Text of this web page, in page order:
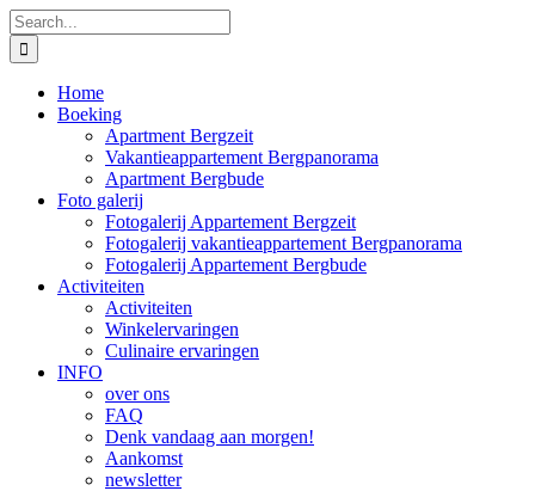
Skip
to
content
Search
for:
Home
Boeking
Apartment Bergzeit
Vakantieappartement Bergpanorama
Apartment Bergbude
Foto galerij
Fotogalerij Appartement Bergzeit
Fotogalerij vakantieappartement Bergpanorama
Fotogalerij Appartement Bergbude
Activiteiten
Activiteiten
Winkelervaringen
Culinaire ervaringen
INFO
over ons
FAQ
Denk vandaag aan morgen!
Aankomst
newsletter